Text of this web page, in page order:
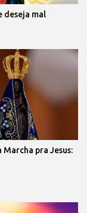
deseja mal
pra Jesus: